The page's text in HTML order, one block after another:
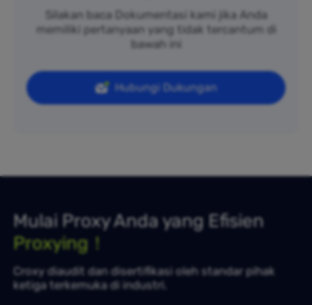
Silakan baca Dokumentasi kami jika Anda
memiliki pertanyaan yang tidak tercantum di
bawah ini
Hubungi Dukungan
Mulai Proxy Anda yang Efisien
Proxying！
Croxy diaudit dan disertifikasi oleh standar pihak
ketiga terkemuka di industri.